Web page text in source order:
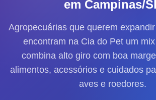
em Campinas/
Agropecuárias que querem
encontram na Cia do Pet um
combina alto giro com boa
alimentos, acessórios e cuidados
aves e roedores.